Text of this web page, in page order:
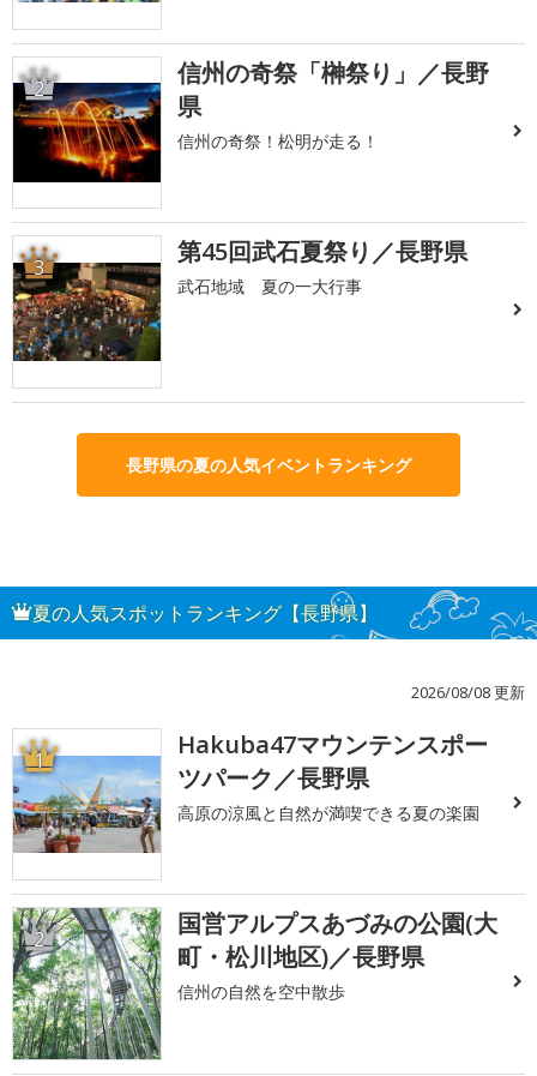
2
信州の奇祭「榊祭り」／長野
県
信州の奇祭！松明が走る！
3 第45回武石夏祭り／長野県
武石地域 夏の一大行事
長野県の夏の人気イベントランキング
夏の人気スポットランキング【長野県】
2026/08/08 更新
1
Hakuba47マウンテンスポー
ツパーク／長野県
高原の涼風と自然が満喫できる夏の楽園
2
国営アルプスあづみの公園(大
町・松川地区)／長野県
信州の自然を空中散歩